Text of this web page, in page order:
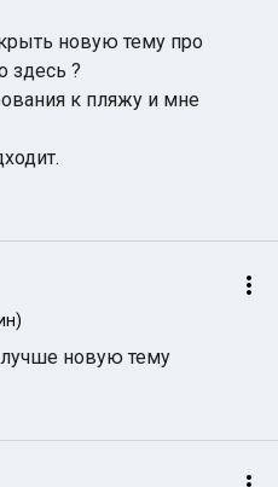
новую тему про
здесь ?
к пляжу и мне
лучше новую тему